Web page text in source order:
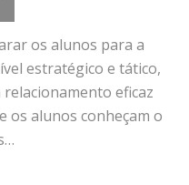
os alunos para a
estratégico e tático,
eficaz
os alunos conheçam o